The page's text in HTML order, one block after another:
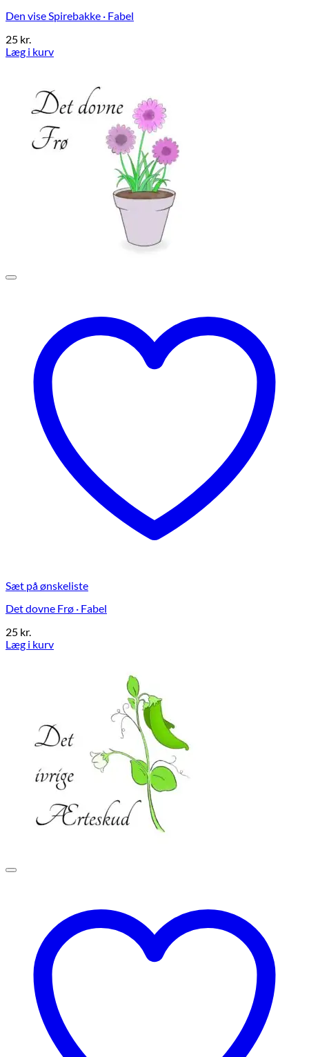
Den vise Spirebakke · Fabel
25 kr.
Læg i kurv
Sæt på ønskeliste
Det dovne Frø · Fabel
25 kr.
Læg i kurv